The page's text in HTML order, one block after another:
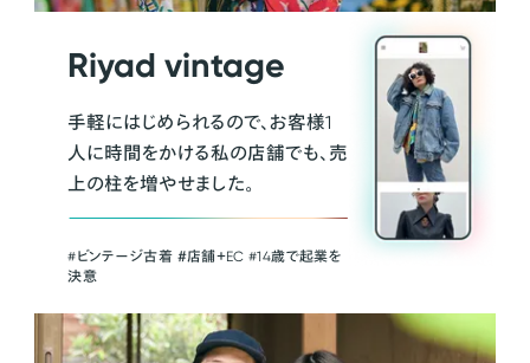
Riyad vintage
手軽にはじめられるので、お客様1
人に時間をかける私の店舗でも、売
上の柱を増やせました。
#ビンテージ古着 ＃店舗＋EC #14歳で起業を
決意